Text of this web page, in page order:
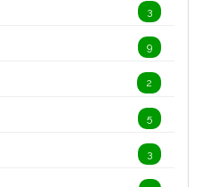
3
9
2
5
3